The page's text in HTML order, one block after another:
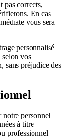
pas corrects,
En cas
vous sera
personnalisé
selon vos
sans préjudice des
personnel
à titre
professionnel.